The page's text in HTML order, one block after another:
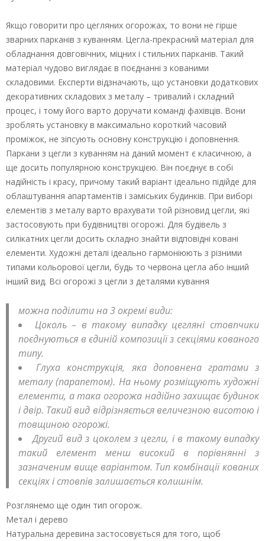
Якщо говорити про цегляних огорожах, то вони не гірше
зварних парканів з куванням. Цегла-прекрасний матеріал для
обладнання довговічних, міцних і стильних парканів. Такий
матеріал чудово виглядає в поєднанні з кованими
складовими. Експерти відзначають, що установки додаткових
декоративних складових з металу – тривалий і складний
процес, і тому його варто доручати команді фахівців. Вони
зроблять установку в максимально короткий часовий
проміжок, не зіпсують основну конструкцію і доповнення.
Паркани з цегли з куванням на даний момент є класичною, а
ще досить популярною конструкцією. Він поєднує в собі
надійність і красу, причому такий варіант ідеально підійде для
облаштування апартаментів і заміських будинків. При виборі
елементів з металу варто врахувати той різновид цегли, які
застосовують при будівництві огорожі. Для будівель з
силікатних цегли досить складно знайти відповідні ковані
елементи. Художні деталі ідеально гармоніюють з різними
типами кольорової цегли, будь то червона цегла або інший
інший вид. Всі огорожі з цегли з деталями кування
можна поділити на 3 окремі види:
Цоколь – в такому випадку цегляні стовпчики
поєднуються в єдиній композиції з секціями кованого
типу.
Глуха конструкція, яка доповнена гратами з
металу (парапетом). На ньому розміщують художні
елементи, а така огорожа надійно захищає будинок
і двір. Такий вид відрізняється величезною висотою і
товщиною огорожі.
Другий вид з цоколем з цегли, і в такому випадку
такий елемент менш високий в порівнянні з
зазначеним вище варіантом. Тип комбінації кованих
секціях і стовпів залишається колишнім.
Розглянемо ще один тип огорож.
Метал і дерево
Натуральна деревина застосовується для того, щоб